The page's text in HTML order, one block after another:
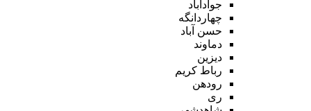
جوادآباد
چهاردانگه
حسن آباد
دماوند
دیزین
رباط کریم
رودهن
ری